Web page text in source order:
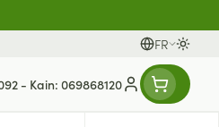
FR
Langues
- Kain: 069868120
Menu client